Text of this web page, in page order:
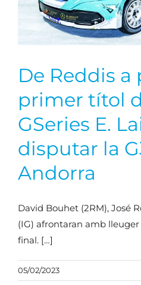
De Reddis a
primer títol
GSeries E.
disputar la
Andorra
David Bouhet (2RM), José
(IG) afrontaran amb
final. […]
05/02/2023